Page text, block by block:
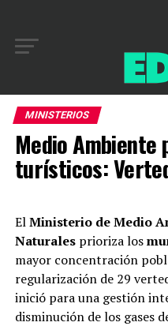
MINISTERIOS
Medio
turísticos:
ElMinisterio de Medio
Naturalesprioriza los
mayor concentración
regularización de 29
inició para una gestión
disminución de los gases